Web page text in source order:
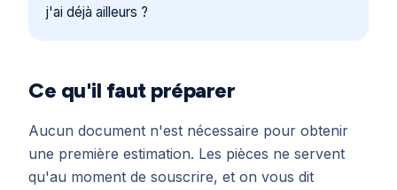
j'ai déjà ailleurs ?
Ce qu'il faut préparer
Aucun document n'est nécessaire pour obtenir
une première estimation. Les pièces ne servent
qu'au moment de souscrire, et on vous dit